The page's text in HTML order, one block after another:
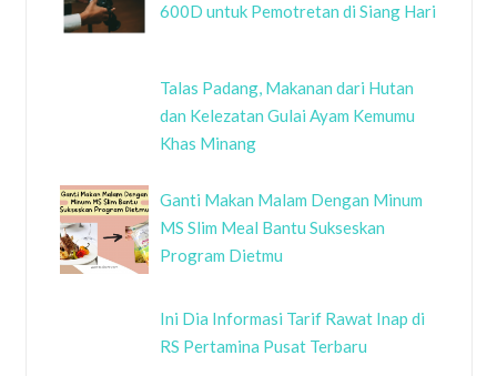
600D untuk Pemotretan di Siang Hari
Talas Padang, Makanan dari Hutan
dan Kelezatan Gulai Ayam Kemumu
Khas Minang
Ganti Makan Malam Dengan Minum
MS Slim Meal Bantu Sukseskan
Program Dietmu
Ini Dia Informasi Tarif Rawat Inap di
RS Pertamina Pusat Terbaru